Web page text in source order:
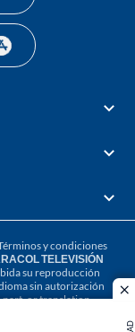
y condiciones
TELEVISIÓN
su reproducción
sin autorización
part, or translation